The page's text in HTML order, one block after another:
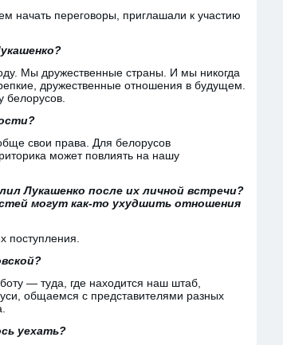
переговоры, приглашали к участию
Мы дружественные страны. И мы никогда
дружественные отношения в будущем.
белорусов.
свои права. Для белорусов
может повлиять на нашу
Лукашенко после их личной встречи?
могут как-то ухудшить отношения
— туда, где находится наш штаб,
общаемся с представителями разных
уехать?